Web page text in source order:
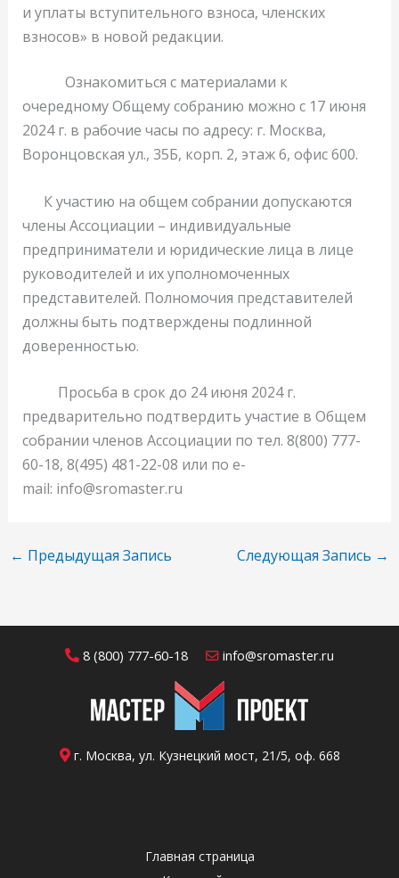
и уплаты вступительного взноса, членских
взносов» в новой редакции.
Ознакомиться с материалами к
очередному Общему собранию можно с 17 июня
2024 г. в рабочие часы по адресу: г. Москва,
Воронцовская ул., 35Б, корп. 2, этаж 6, офис 600.
К участию на общем собрании допускаются
члены Ассоциации – индивидуальные
предприниматели и юридические лица в лице
руководителей и их уполномоченных
представителей. Полномочия представителей
должны быть подтверждены подлинной
доверенностью.
Просьба в срок до 24 июня 2024 г.
предварительно подтвердить участие в Общем
собрании членов Ассоциации по тел. 8(800) 777-
60-18, 8(495) 481-22-08 или по e-
mail: info@sromaster.ru
← Предыдущая Запись Следующая Запись →
8 (800) 777-60-18 info@sromaster.ru
г. Москва, ул. Кузнецкий мост, 21/5, оф. 668
Главная страница